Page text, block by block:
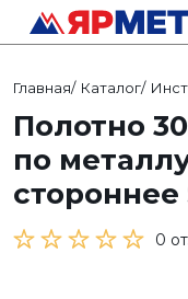
Главная/ Каталог/
Полотно
по
стороннее
0